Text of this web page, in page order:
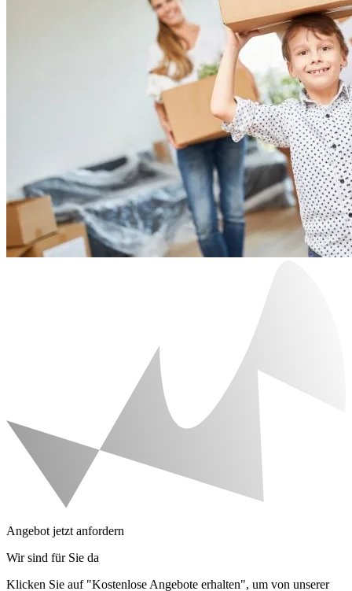
Angebot jetzt anfordern
Wir sind für Sie da
Klicken Sie auf "Kostenlose Angebote erhalten", um von unserer